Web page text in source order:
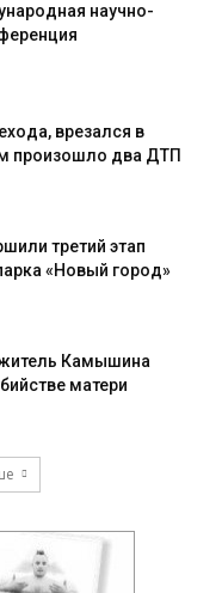
научно-
врезался в
произошло два ДТП
третий этап
«Новый город»
Камышина
матери